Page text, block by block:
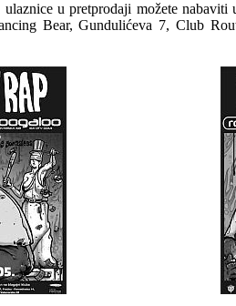
ulaznice u pretprodaji možete
Bear, Gundulićeva 7, Club